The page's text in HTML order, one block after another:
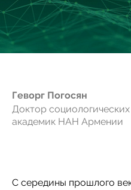
Геворг Погосян
Доктор
академик НАН Армении
С середины прошлого